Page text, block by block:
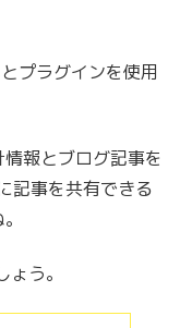
プラグインを使用
報とブログ記事を
記事を共有できる
う。